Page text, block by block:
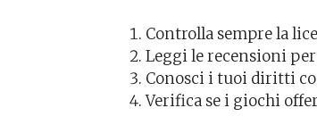
Controlla sempre la
Leggi le recensioni
Conosci i tuoi diritti
Verifica se i giochi